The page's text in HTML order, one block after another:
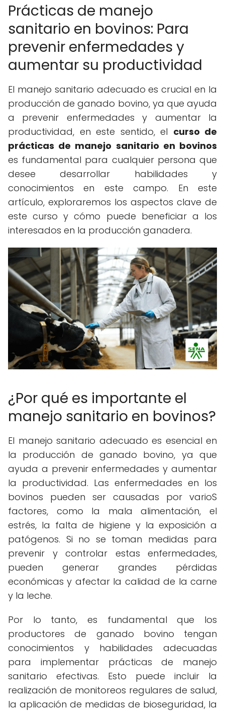
Prácticas de manejo
sanitario en bovinos: Para
prevenir enfermedades y
aumentar su productividad
El manejo sanitario adecuado es crucial en la
producción de ganado bovino, ya que ayuda
a prevenir enfermedades y aumentar la
productividad, en este sentido, el curso de
prácticas de manejo sanitario en bovinos
es fundamental para cualquier persona que
desee desarrollar habilidades y
conocimientos en este campo. En este
artículo, exploraremos los aspectos clave de
este curso y cómo puede beneficiar a los
interesados en la producción ganadera.
¿Por qué es importante el
manejo sanitario en bovinos?
El manejo sanitario adecuado es esencial en
la producción de ganado bovino, ya que
ayuda a prevenir enfermedades y aumentar
la productividad. Las enfermedades en los
bovinos pueden ser causadas por varioS
factores, como la mala alimentación, el
estrés, la falta de higiene y la exposición a
patógenos. Si no se toman medidas para
prevenir y controlar estas enfermedades,
pueden generar grandes pérdidas
económicas y afectar la calidad de la carne
y la leche.
Por lo tanto, es fundamental que los
productores de ganado bovino tengan
conocimientos y habilidades adecuadas
para implementar prácticas de manejo
sanitario efectivas. Esto puede incluir la
realización de monitoreos regulares de salud,
la aplicación de medidas de bioseguridad, la